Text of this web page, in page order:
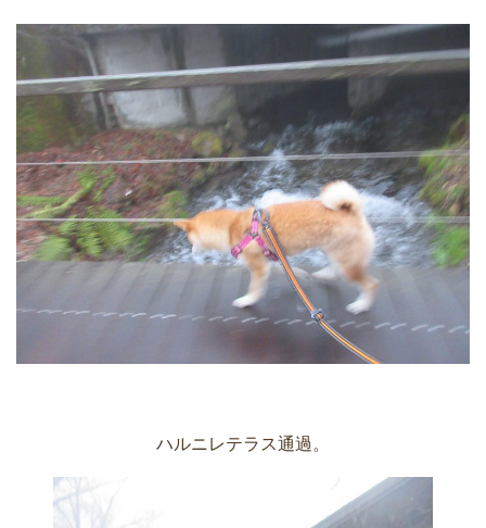
ハルニレテラス通過。